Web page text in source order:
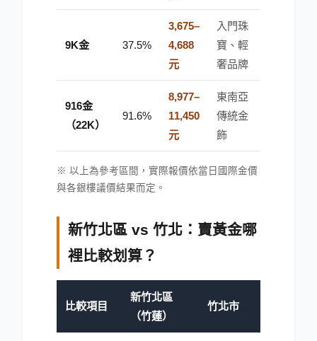
9K金 37.5%
3,675–
4,688
元
入門珠
寶、輕
奢品牌
916金
（22K）
91.6%
8,977–
11,450
元
東南亞
傳統金
飾
※ 以上為參考區間，實際報價依當日國際金價
與各銀樓議價結果而定。
新竹北區 vs 竹北：賣黃金哪
裡比較划算？
比較項目
新竹北區
（竹蓮）
竹北市